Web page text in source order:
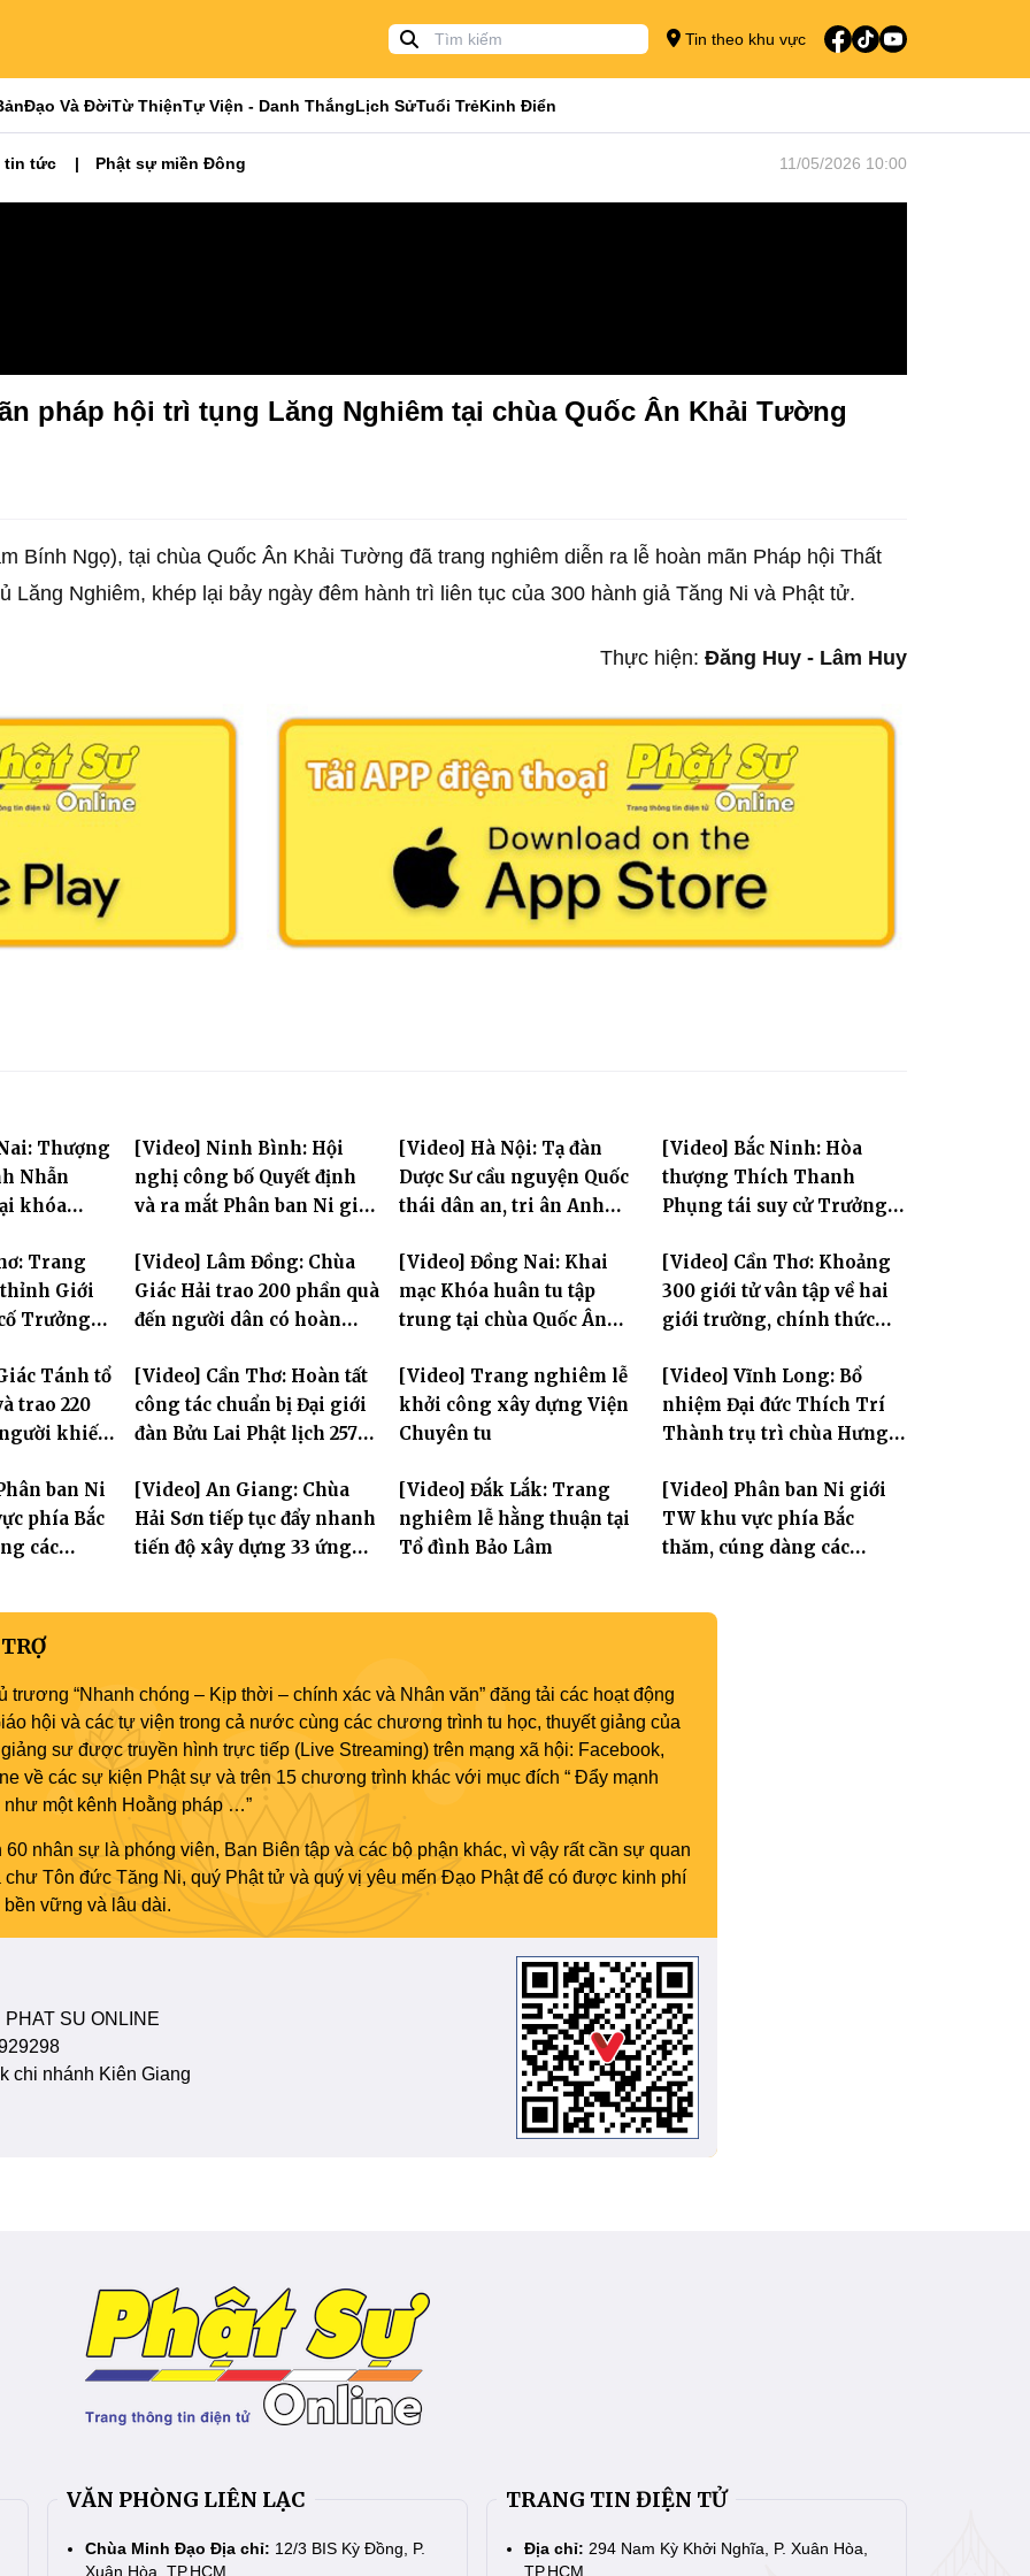
Tin theo khu vực
Đạo Và ĐờiTừ ThiệnTự Viện - Danh ThắngLịch SửTuổi TrẻKinh Điển
tin tức Phật sự miền Đông 11/05/2026 10:00
pháp hội trì tụng Lăng Nghiêm tại chùa Quốc Ân Khải Tường
Bính Ngọ), tại chùa Quốc Ân Khải Tường đã trang nghiêm diễn ra lễ hoàn mãn Pháp hội Thất
Lăng Nghiêm, khép lại bảy ngày đêm hành trì liên tục của 300 hành giả Tăng Ni và Phật tử.
Thực hiện: Đăng Huy - Lâm Huy
Thượng
Nhẫn
khóa
[Video] Ninh Bình: Hội
nghị công bố Quyết định
và ra mắt Phân ban Ni giới
[Video] Hà Nội: Tạ đàn
Dược Sư cầu nguyện Quốc
thái dân an, tri ân Anh
[Video] Bắc Ninh: Hòa
thượng Thích Thanh
Phụng tái suy cử Trưởng
Trang
Giới
Trưởng
đàn – về
[Video] Lâm Đồng: Chùa
Giác Hải trao 200 phần quà
đến người dân có hoàn
Dương
[Video] Đồng Nai: Khai
mạc Khóa huân tu tập
trung tại chùa Quốc Ân
[Video] Cần Thơ: Khoảng
300 giới tử vân tập về hai
giới trường, chính thức
đàn Bửu Lai PL.2570
Tánh tổ
trao 220
khiếm
[Video] Cần Thơ: Hoàn tất
công tác chuẩn bị Đại giới
đàn Bửu Lai Phật lịch 2570,
đăng đàn cầu giới
[Video] Trang nghiêm lễ
khởi công xây dựng Viện
Chuyên tu
[Video] Vĩnh Long: Bổ
nhiệm Đại đức Thích Trí
Thành trụ trì chùa Hưng
ban Ni
phía Bắc
các
[Video] An Giang: Chùa
Hải Sơn tiếp tục đẩy nhanh
tiến độ xây dựng 33 ứng
[Video] Đắk Lắk: Trang
nghiêm lễ hằng thuận tại
Tổ đình Bảo Lâm
[Video] Phân ban Ni giới
TW khu vực phía Bắc
thăm, cúng dàng các
trương “Nhanh chóng – Kịp thời – chính xác và Nhân văn” đăng tải các hoạt động
hội và các tự viện trong cả nước cùng các chương trình tu học, thuyết giảng của
sư được truyền hình trực tiếp (Live Streaming) trên mạng xã hội: Facebook,
về các sự kiện Phật sự và trên 15 chương trình khác với mục đích “ Đẩy mạnh
như một kênh Hoằng pháp …”
nhân sự là phóng viên, Ban Biên tập và các bộ phận khác, vì vậy rất cần sự quan
chư Tôn đức Tăng Ni, quý Phật tử và quý vị yêu mến Đạo Phật để có được kinh phí
vững và lâu dài.
SU ONLINE
chi nhánh Kiên Giang
VĂN PHÒNG LIÊN LẠC
Chùa Minh Đạo Địa chỉ: 12/3 BIS Kỳ Đồng, P.
Xuân Hòa, TP.HCM
TRANG TIN ĐIỆN TỬ
Địa chỉ: 294 Nam Kỳ Khởi Nghĩa, P. Xuân Hòa,
TP.HCM